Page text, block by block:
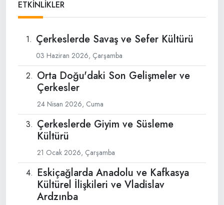
ETKİNLİKLER
Çerkeslerde Savaş ve Sefer Kültürü
03 Haziran 2026, Çarşamba
Orta Doğu'daki Son Gelişmeler ve
Çerkesler
24 Nisan 2026, Cuma
Çerkeslerde Giyim ve Süsleme
Kültürü
21 Ocak 2026, Çarşamba
Eskiçağlarda Anadolu ve Kafkasya
Kültürel İlişkileri ve Vladislav
Ardzınba